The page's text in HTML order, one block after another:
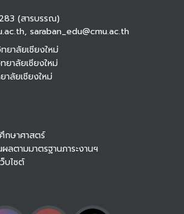
(สารบรรณ)
saraban_edu@cmu.ac.th
ยาลัยเชียงใหม่
ยาลัยเชียงใหม่
ลัยเชียงใหม่
กษาศาสตร์
ลตามมาตรฐานภาระงานฯ
บไซต์
Assistant